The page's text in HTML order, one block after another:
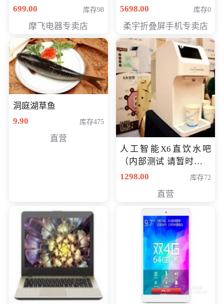
（智能升降养生锅） 会
699.00 库存98
摩飞电器专卖店
购买价格 4998元
5698.00 库存0
柔宇折叠屏手机专卖店
洞庭湖草鱼
9.90
库存475
直营
人工智能X6直饮水吧
（内部测试 请暂时不要
购买）
1298.00 库存72
直营